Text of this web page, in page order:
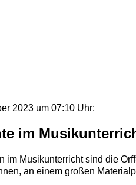
2023 um 07:10 Uhr:
im
im Musikunterricht sind die
an einem großen